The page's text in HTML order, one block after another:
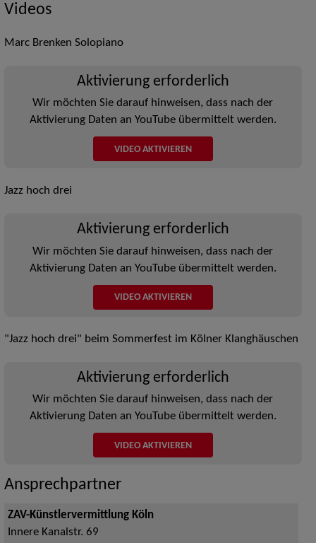
Videos
Marc Brenken Solopiano
Aktivierung erforderlich
Wir möchten Sie darauf hinweisen, dass nach der
Aktivierung Daten an YouTube übermittelt werden.
VIDEO AKTIVIEREN
Jazz hoch drei
Aktivierung erforderlich
Wir möchten Sie darauf hinweisen, dass nach der
Aktivierung Daten an YouTube übermittelt werden.
VIDEO AKTIVIEREN
"Jazz hoch drei" beim Sommerfest im Kölner Klanghäuschen
Aktivierung erforderlich
Wir möchten Sie darauf hinweisen, dass nach der
Aktivierung Daten an YouTube übermittelt werden.
VIDEO AKTIVIEREN
Ansprechpartner
ZAV-Künstlervermittlung Köln
Innere Kanalstr. 69